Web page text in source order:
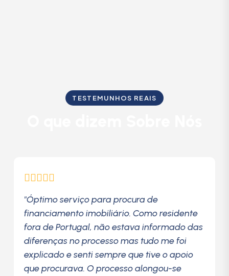
TESTEMUNHOS REAIS
"Óptimo serviço para procura de
financiamento imobiliário. Como residente
fora de Portugal, não estava informado das
diferenças no processo mas tudo me foi
explicado e senti sempre que tive o apoio
que procurava. O processo alongou-se